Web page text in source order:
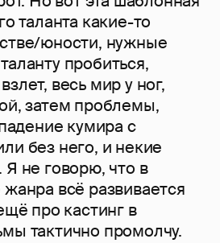
таланта какие-то
юности, нужные
пробиться,
весь мир у ног,
затем проблемы,
кумира с
без него, и некие
не говорю, что в
всё развивается
про кастинг в
тактично промолчу.